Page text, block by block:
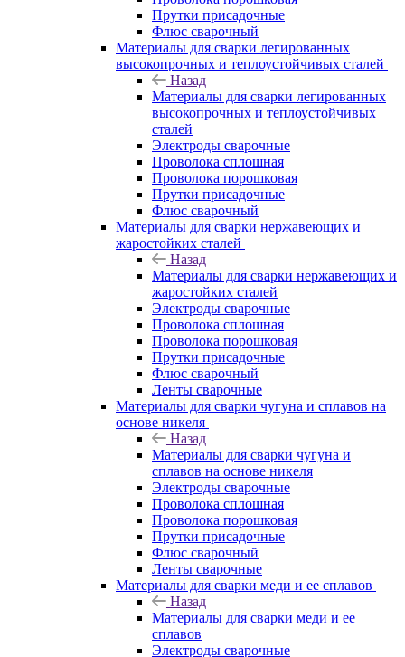
Прутки присадочные
Флюс сварочный
Материалы для сварки легированных
высокопрочных и теплоустойчивых сталей
Назад
Материалы для сварки легированных
высокопрочных и теплоустойчивых
сталей
Электроды сварочные
Проволока сплошная
Проволока порошковая
Прутки присадочные
Флюс сварочный
Материалы для сварки нержавеющих и
жаростойких сталей
Назад
Материалы для сварки нержавеющих и
жаростойких сталей
Электроды сварочные
Проволока сплошная
Проволока порошковая
Прутки присадочные
Флюс сварочный
Ленты сварочные
Материалы для сварки чугуна и сплавов на
основе никеля
Назад
Материалы для сварки чугуна и
сплавов на основе никеля
Электроды сварочные
Проволока сплошная
Проволока порошковая
Прутки присадочные
Флюс сварочный
Ленты сварочные
Материалы для сварки меди и ее сплавов
Назад
Материалы для сварки меди и ее
сплавов
Электроды сварочные